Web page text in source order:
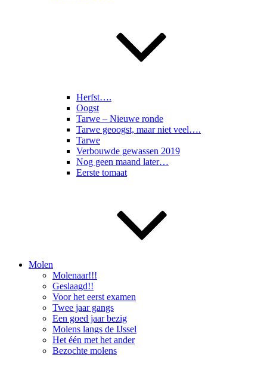
Herfst….
Oogst
Tarwe – Nieuwe ronde
Tarwe geoogst, maar niet veel….
Tarwe
Verbouwde gewassen 2019
Nog geen maand later…
Eerste tomaat
Molen
Molenaar!!!
Geslaagd!!
Voor het eerst examen
Twee jaar gangs
Een goed jaar bezig
Molens langs de IJssel
Het één met het ander
Bezochte molens